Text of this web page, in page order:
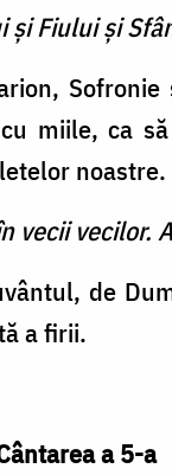
şi Fiului şi
miile, ca
noastre.
vecii vecilor.
de
a firii.
a 5-a